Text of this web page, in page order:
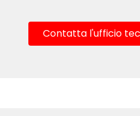
Contatta l'ufficio